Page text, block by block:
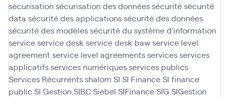
sécurisation sécurisation des donnéessécuritésécurité
data sécurité des applicationssécurité des données
sécurité des modèlessécurité du système d'information
serviceservice desk service desk bawservice level
agreementservice level agreementsservicesservices
applicatifsservices numériquesservices publics
Services Récurrentsshalom SI SI FinanceSI finance
public SI Gestion SIBCSiebel SIFinanceSIG SIGestion